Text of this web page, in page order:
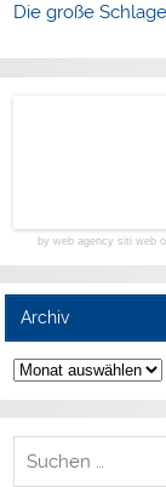
Die große
by web agency siti web
Archiv
Archiv